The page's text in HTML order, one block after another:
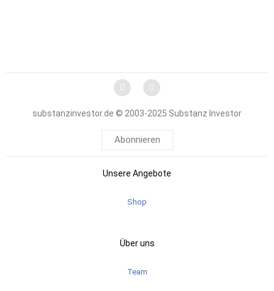
substanzinvestor.de © 2003-2025 Substanz Investor
Abonnieren
Unsere Angebote
Shop
Über uns
Team